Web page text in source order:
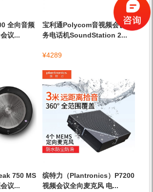
全向音频
议...
宝利通Polycom音视频会议商
务电话机SoundStation 2...
¥4289
750 MS
议...
缤特力（Plantronics）P7200
视频会议全向麦克风 电...